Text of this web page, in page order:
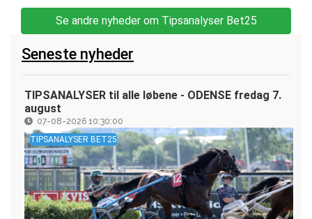
Se andre nyheder om Tipsanalyser Bet25
Seneste nyheder
TIPSANALYSER til alle løbene - ODENSE fredag 7.
august
07-08-2026 10:30:00
TIPSANALYSER BET25